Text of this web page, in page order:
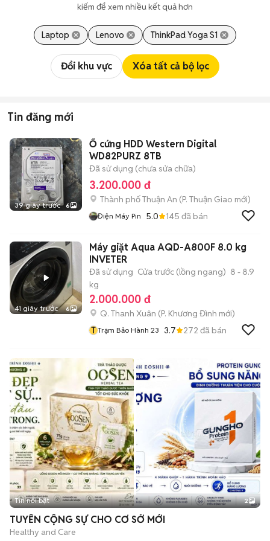
kiếm để xem nhiều kết quả hơn
Laptop Lenovo ThinkPad Yoga S1
Đổi khu vực Xóa tất cả bộ lọc
Tin đăng mới
39 giây trước 6
Ổ cứng HDD Western Digital
WD82PURZ 8TB
Đã sử dụng (chưa sửa chữa)
3.200.000 đ
Thành phố Thuận An (P. Thuận Giao mới)
Điện Máy Pin 5.0 145 đã bán
41 giây trước 6
Máy giặt Aqua AQD-A800F 8.0 kg
INVETER
Đã sử dụng Cửa trước (lồng ngang) 8 - 8.9
kg
2.000.000 đ
Q. Thanh Xuân (P. Khương Đình mới)
T Trạm Bảo Hành 23 3.7 272 đã bán
Tin nổi bật 2
TUYỂN CỘNG SỰ CHO CƠ SỞ MỚI
Healthy and Care